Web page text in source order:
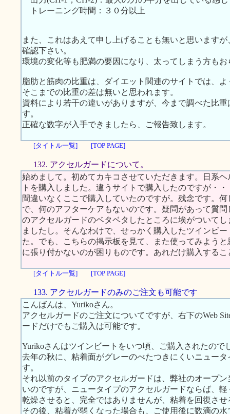
トレーニング時間：３０分以上
また、これはあえて申し上げることも無いと思います
確認下さい。
環境の変化等も肥満の要因になり、太ってしまう方も
脂肪と筋肉の比重は、ダイエット関連のサイトでは、
そこまでの比重の差は無いと思われます。
資料により若干の違いがありますが、今まで調べた比
す。
正確な数字が入手できましたら、ご報告致します。
[タイトル一覧] [TOP PAGE]
132. アクセルガードについて。
始めまして。初めてカキコさせていただきます。日系
トを購入しました。違うサイトで購入したのですが・
間違いなくここで購入していたのですが。残念です。
で、何のアフターケアもないのです。疑問があって質
のアクセルガードのベタベタしたところに埃がついて
ましたし。そんなわけで、せっかく購入したツインビ
た。でも、こちらの掲示板を見て、また使ってみよう
に張り付かないのが困りものです。あれだけ購入する
[タイトル一覧] [TOP PAGE]
133. アクセルガードのみのご注文も可能です
こんばんは、Yurikoさん。
アクセルガードのご注文についてですが、右下のWeb
ードだけでもご購入は可能です。
Yurikoさんはツインビートをいつ頃、ご購入されたので
去年の秋に、粘着面がグレーのべたつきにくいニュー
す。
それ以前のタイプのアクセルガードは、弊社のオープ
いのですが、ニュータイプのアクセルガードならば、
乾燥させると、完全ではありませんが、粘着を回復さ
その後、粘着が弱くなった場合も、ご使用後に数滴の